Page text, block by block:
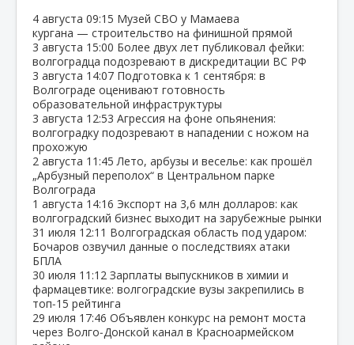
4 августа 09:15 Музей СВО у Мамаева
кургана — строительство на финишной прямой
3 августа 15:00 Более двух лет публиковал фейки:
волгоградца подозревают в дискредитации ВС РФ
3 августа 14:07 Подготовка к 1 сентября: в
Волгограде оценивают готовность
образовательной инфраструктуры
3 августа 12:53 Агрессия на фоне опьянения:
волгоградку подозревают в нападении с ножом на
прохожую
2 августа 11:45 Лето, арбузы и веселье: как прошёл
„Арбузный переполох“ в Центральном парке
Волгограда
1 августа 14:16 Экспорт на 3,6 млн долларов: как
волгоградский бизнес выходит на зарубежные рынки
31 июля 12:11 Волгоградская область под ударом:
Бочаров озвучил данные о последствиях атаки
БПЛА
30 июля 11:12 Зарплаты выпускников в химии и
фармацевтике: волгоградские вузы закрепились в
топ‑15 рейтинга
29 июля 17:46 Объявлен конкурс на ремонт моста
через Волго‑Донской канал в Красноармейском